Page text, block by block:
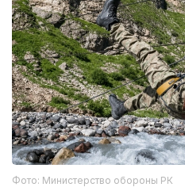
Фото: Министерство обороны РК